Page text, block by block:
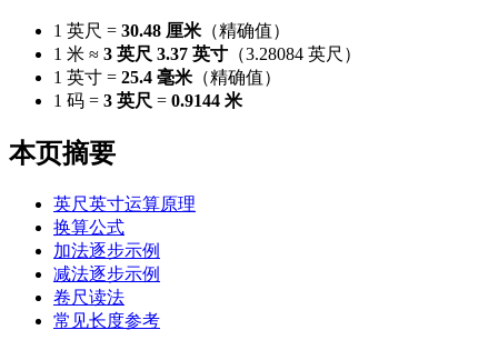
1 英尺 = 30.48 厘米 （精确值）
1 米 ≈ 3 英尺 3.37 英寸 （3.28084 英尺）
1 英寸 = 25.4 毫米 （精确值）
1 码 = 3 英尺 = 0.9144 米
本页摘要
英尺英寸运算原理
换算公式
加法逐步示例
减法逐步示例
卷尺读法
常见长度参考